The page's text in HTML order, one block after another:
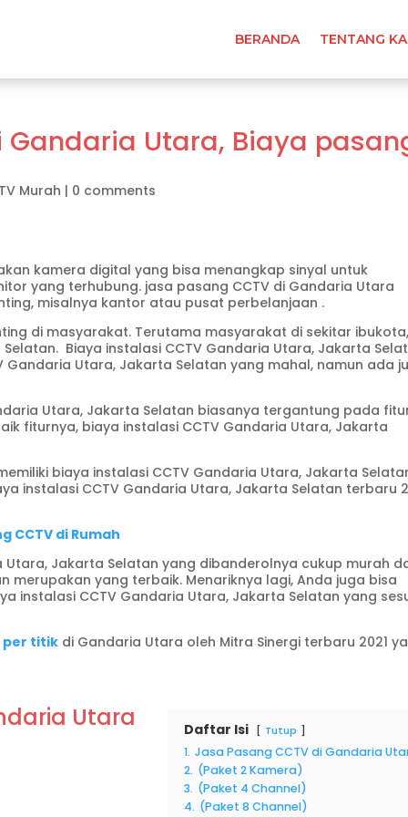
BERANDA TENTANG
Gandaria Utara, Biaya
Murah | 0 comments
kamera digital yang bisa menangkap sinyal untuk
yang terhubung. jasa pasang CCTV di Gandaria Utara
misalnya kantor atau pusat perbelanjaan .
di masyarakat. Terutama masyarakat di sekitar
Biaya instalasi CCTV Gandaria Utara, Jakarta
Gandaria Utara, Jakarta Selatan yang mahal, namun ada
Utara, Jakarta Selatan biasanya tergantung pada
fiturnya, biaya instalasi CCTV Gandaria Utara, Jakarta
biaya instalasi CCTV Gandaria Utara, Jakarta
instalasi CCTV Gandaria Utara, Jakarta Selatan terbaru
CCTV di Rumah
Utara, Jakarta Selatan yang dibanderolnya cukup murah
merupakan yang terbaik. Menariknya lagi, Anda juga bisa
instalasi CCTV Gandaria Utara, Jakarta Selatan yang
per titik di Gandaria Utara oleh Mitra Sinergi terbaru 2021
Daftar Isi Tutup
1. Jasa Pasang CCTV di Gandaria
2. (Paket 2 Kamera)
3. (Paket 4 Channel)
4. (Paket 8 Channel)
Utara